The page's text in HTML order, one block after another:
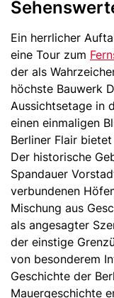
Ein herrlicher
eine Tour zum
der als
höchste Bauwerk
Aussichtsetage in
einen einmaligen
Berliner Flair
Der historische
Spandauer
verbundenen
Mischung aus
als angesagter
der einstige
von besonderem
Geschichte der
Mauergeschichte